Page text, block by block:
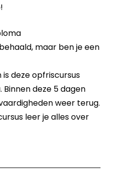
maar ben je een
deze opfriscursus
deze 5 dagen
weer terug.
leer je alles over